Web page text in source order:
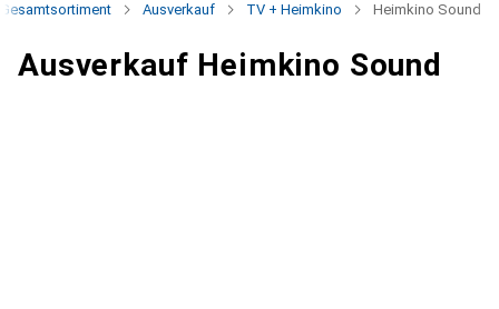
Gesamtsortiment Ausverkauf TV + Heimkino Heimkino Sound
Ausverkauf Heimkino Sound